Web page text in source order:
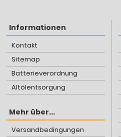
Informationen
Kontakt
Sitemap
Batterieverordnung
Altölentsorgung
Mehr über...
Versandbedingungen